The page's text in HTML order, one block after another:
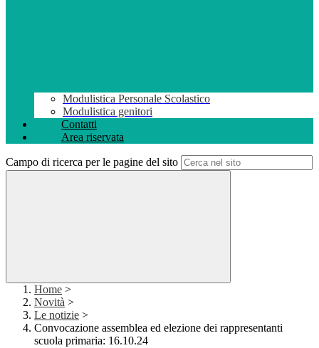
Modulistica Personale Scolastico
Modulistica genitori
Contatti
Area riservata
Campo di ricerca per le pagine del sito
Home >
Novità >
Le notizie >
Convocazione assemblea ed elezione dei rappresentanti
scuola primaria: 16.10.24